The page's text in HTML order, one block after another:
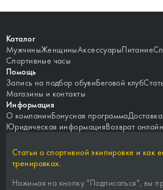
Каталог
МужчиныЖенщиныАксессуарыПитание
Спортивные часы
Помощь
Запись на подбор обувиБеговой клуб
Магазины и контакты
Информация
О компанииБонусная программа
Юридическая информацияВозврат
Статьи о спортивной экипировке и как
тренировках.
Нажимая на кнопку "Подписаться", вы